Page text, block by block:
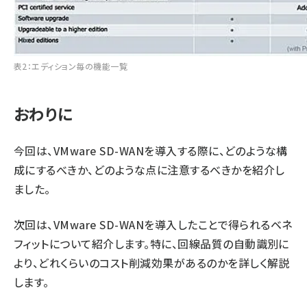
表2：エディション毎の機能一覧
おわりに
今回は、VMware SD-WANを導入する際に、どのような構
成にするべきか、どのような点に注意するべきかを紹介し
ました。
次回は、VMware SD-WANを導入したことで得られるベネ
フィットについて紹介します。特に、回線品質の自動識別に
より、どれくらいのコスト削減効果があるのかを詳しく解説
します。